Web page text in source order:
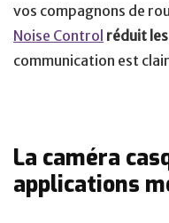
vos compagnons de
Noise Control réduit
communication est
La caméra
applications